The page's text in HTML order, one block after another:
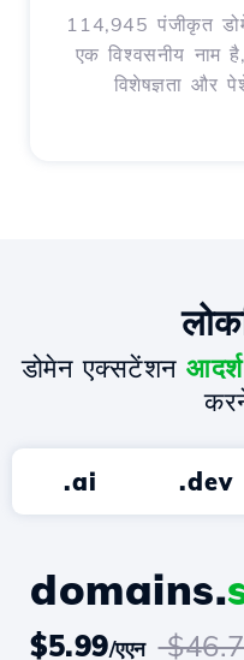
114,945 पंजीकृत
एक विश्वसनीय नाम
विशेषज्ञता और
डोमेन एक्सटेंशन आदर्श
.ai .dev
domains.
$5.99/एएन